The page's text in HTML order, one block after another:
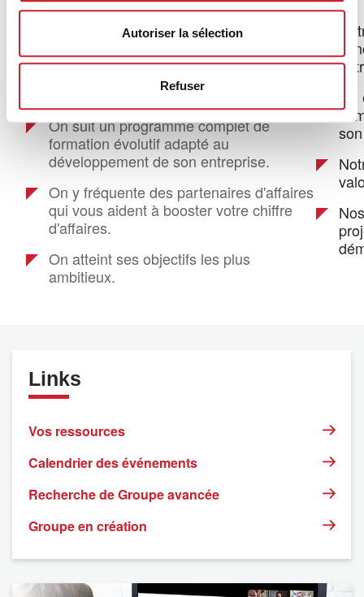
Autoriser la sélection
Refuser
qualifiées.
On est le représentant exclusif de sa
spécialité professionnelle dans son
On suit un programme complet de
formation évolutif adapté au
développement de son entreprise.
On y fréquente des partenaires d'affaires
qui vous aident à booster votre chiffre
d'affaires.
On atteint ses objectifs les plus
ambitieux.
Links
Vos ressources
Calendrier des événements
Recherche de Groupe avancée
Groupe en création